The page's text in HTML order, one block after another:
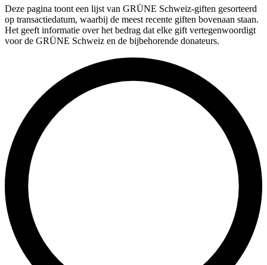
Deze pagina toont een lijst van GRÜNE Schweiz-giften gesorteerd
op transactiedatum, waarbij de meest recente giften bovenaan staan.
Het geeft informatie over het bedrag dat elke gift vertegenwoordigt
voor de GRÜNE Schweiz en de bijbehorende donateurs.